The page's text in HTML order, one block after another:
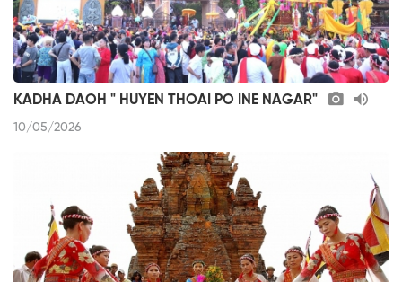
KADHA DAOH " HUYEN THOAI PO INE NAGAR"
10/05/2026